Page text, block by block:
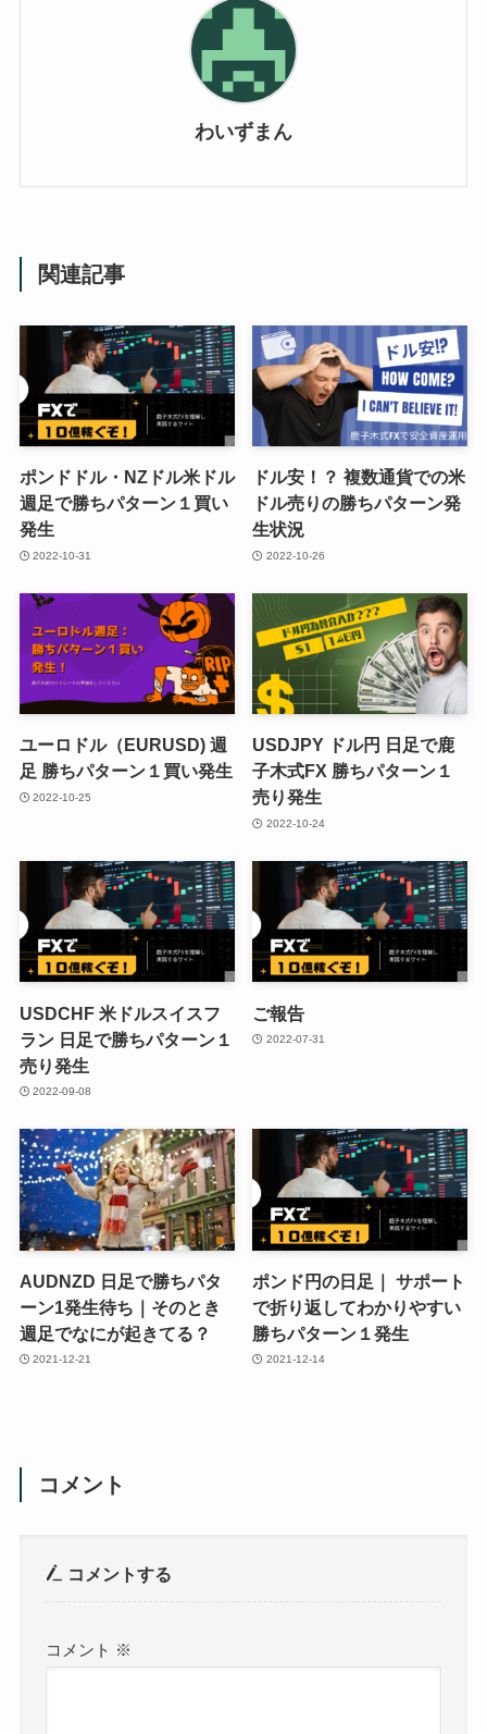
わいずまん
関連記事
ポンドドル・NZドル米ドル
週足で勝ちパターン１買い
発生
2022-10-31
ドル安！？ 複数通貨での米
ドル売りの勝ちパターン発
生状況
2022-10-26
ユーロドル（EURUSD) 週
足 勝ちパターン１買い発生
2022-10-25
USDJPY ドル円 日足で鹿
子木式FX 勝ちパターン１
売り発生
2022-10-24
USDCHF 米ドルスイスフ
ラン 日足で勝ちパターン１
売り発生
2022-09-08
ご報告
2022-07-31
AUDNZD 日足で勝ちパタ
ーン1発生待ち｜そのとき
週足でなにが起きてる？
2021-12-21
ポンド円の日足｜ サポート
で折り返してわかりやすい
勝ちパターン１発生
2021-12-14
コメント
コメントする
コメント ※